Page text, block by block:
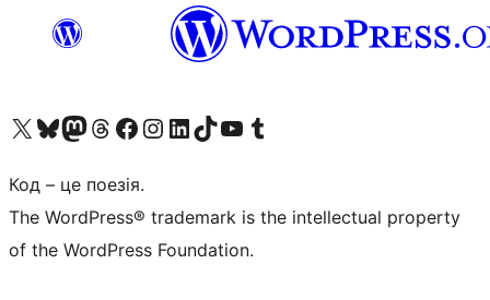
Visit our X (formerly Twitter) account
Visit our Bluesky account
Завітайте до нашої стрічки в Mastodon
Visit our Threads account
Завітайте на нашу сторінку в Facebook
Visit our Instagram account
Visit our LinkedIn account
Visit our TikTok account
Visit our YouTube channel
Visit our Tumblr account
Код – це поезія.
The WordPress® trademark is the intellectual property
of the WordPress Foundation.